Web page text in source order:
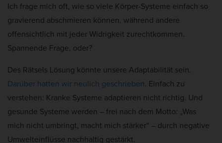
b
l
i
s
Ich frage mich oft, wie so viele Körper-Systeme einfach so
gravierend abschmieren können, während andere
offensichtlich mit jeder Widrigkeit zurechtkommen.
Spannende Frage, oder?
Des Rätsels Lösung könnte unsere Adaptabilität sein.
Darüber hatten wir neulich geschrieben. Einfach zu
verstehen: Kranke Systeme adaptieren nicht richtig. Und
gesunde Systeme werden – frei nach dem Motto: „Was
mich nicht umbringt, macht mich stärker“ – durch negative
Umwelteinflüsse nachhaltig gestärkt.
Essenzielle Cookies ermöglichen grundlegende Funktionen und sind für
die einwandfreie Funktion und die Sicherheit der Website erforderlich.
Cookie-Informationen anzeigen
Anonyme Statistiken (1)
Statistik-Cookies erfassen Informationen anonym. Diese Informationen
helfen uns zu verstehen, wie unsere Besucher unsere Website nutzen.
Wenn wir wissen, welche Seiten beliebter sind, können wir unser Angebot
besser auf unsere Besucher abstimmen.
Cookie-Informationen anzeigen
Marketing (5)